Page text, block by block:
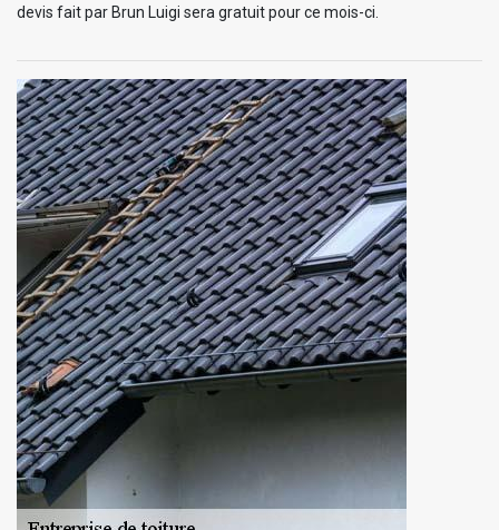
devis fait par Brun Luigi sera gratuit pour ce mois-ci.